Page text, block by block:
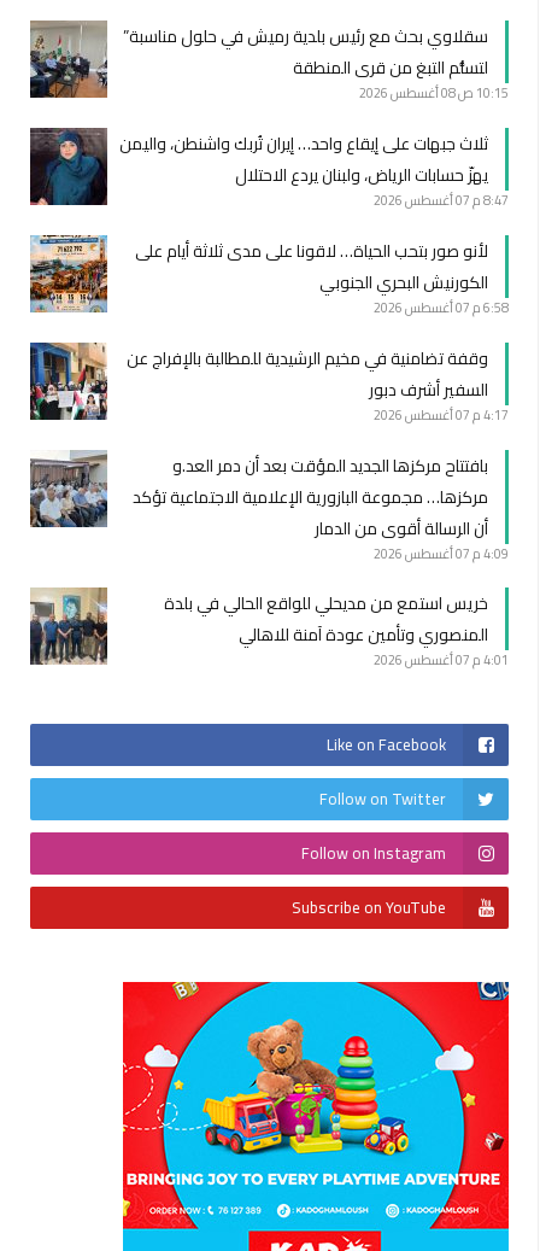
سقلاوي بحث مع رئيس بلدية رميش في حلول مناسبة”
لتسلُّم التبغ من قرى المنطقة
10:15 ص 08 أغسطس 2026
ثلاث جبهات على إيقاع واحد… إيران تُربك واشنطن، واليمن
يهزّ حسابات الرياض، ولبنان يردع الاحتلال
8:47 م 07 أغسطس 2026
لأنو صور بتحب الحياة… لاقونا على مدى ثلاثة أيام على
الكورنيش البحري الجنوبي
6:58 م 07 أغسطس 2026
وقفة تضامنية في مخيم الرشيدية للمطالبة بالإفراج عن
السفير أشرف دبور
4:17 م 07 أغسطس 2026
بافتتاح مركزها الجديد المؤقت بعد أن دمر العد.و
مركزها… مجموعة البازورية الإعلامية الاجتماعية تؤكد
أن الرسالة أقوى من الدمار
4:09 م 07 أغسطس 2026
خريس استمع من مديحلي للواقع الحالي في بلدة
المنصوري وتأمين عودة آمنة للاهالي
4:01 م 07 أغسطس 2026
Like on Facebook
Follow on Twitter
Follow on Instagram
Subscribe on YouTube